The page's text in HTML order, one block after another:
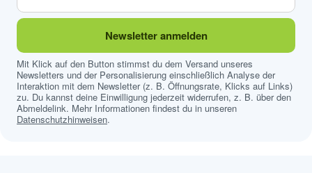
Newsletter anmelden
Mit Klick auf den Button stimmst du dem Versand unseres
Newsletters und der Personalisierung einschließlich Analyse der
Interaktion mit dem Newsletter (z. B. Öffnungsrate, Klicks auf Links)
zu. Du kannst deine Einwilligung jederzeit widerrufen, z. B. über den
Abmeldelink. Mehr Informationen findest du in unseren
Datenschutzhinweisen.